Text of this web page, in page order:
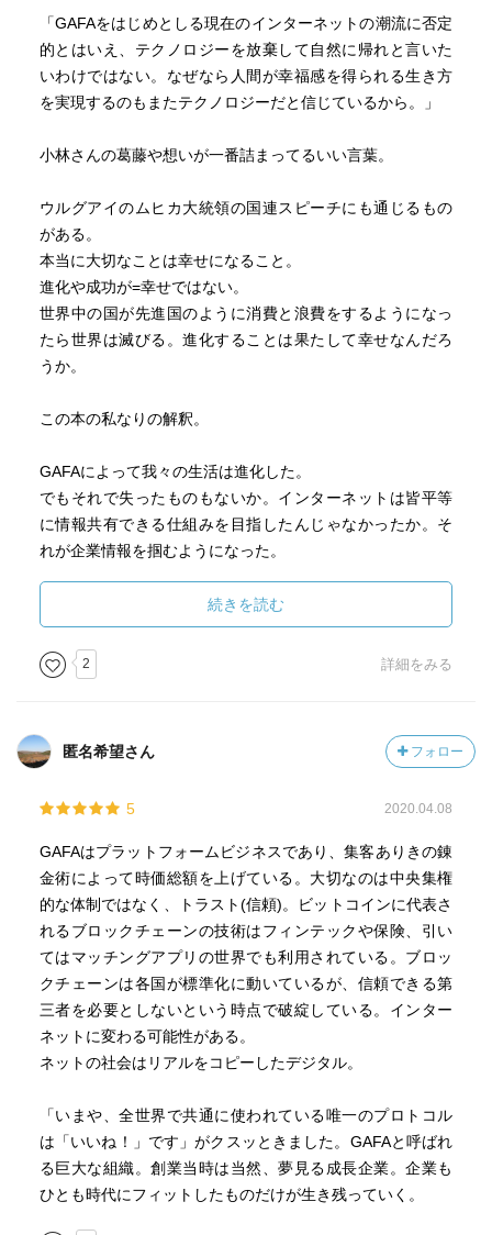
「GAFAをはじめとしる現在のインターネットの潮流に否定
的とはいえ、テクノロジーを放棄して自然に帰れと言いた
いわけではない。なぜなら人間が幸福感を得られる生き方
を実現するのもまたテクノロジーだと信じているから。」
小林さんの葛藤や想いが一番詰まってるいい言葉。
ウルグアイのムヒカ大統領の国連スピーチにも通じるもの
がある。
本当に大切なことは幸せになること。
進化や成功が=幸せではない。
世界中の国が先進国のように消費と浪費をするようになっ
たら世界は滅びる。進化することは果たして幸せなんだろ
うか。
この本の私なりの解釈。
GAFAによって我々の生活は進化した。
でもそれで失ったものもないか。インターネットは皆平等
に情報共有できる仕組みを目指したんじゃなかったか。そ
れが企業情報を掴むようになった。
テクノロジーが進化するのは悪なのか？
否そうじゃないはず。
だ。人類の進化のためでなく。
情報の主権を情報元に戻し、人々が信頼を持って情報を活
用できる、価値に応じて対価が平等に分配される社会。そ
ういった使われ方をされればテクノロジー進化は人々幸せ
するのではないか。
続きを読む
2 詳細をみる
匿名希望さん フォロー
5 2020.04.08
GAFAはプラットフォームビジネスであり、集客ありきの錬
金術によって時価総額を上げている。大切なのは中央集権
的な体制ではなく、トラスト(信頼)。ビットコインに代表さ
れるブロックチェーンの技術はフィンテックや保険、引い
てはマッチングアプリの世界でも利用されている。ブロッ
クチェーンは各国が標準化に動いているが、信頼できる第
三者を必要としないという時点で破綻している。インター
ネットに変わる可能性がある。
ネットの社会はリアルをコピーしたデジタル。
「いまや、全世界で共通に使われている唯一のプロトコル
は「いいね！」です」がクスッときました。GAFAと呼ばれ
る巨大な組織。創業当時は当然、夢見る成長企業。企業も
ひとも時代にフィットしたものだけが生き残っていく。